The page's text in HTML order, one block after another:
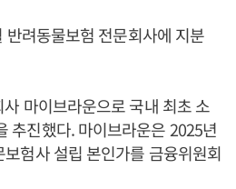
려동물보험 전문회사에 지분
마이브라운으로 국내 최초 소
추진했다. 마이브라운은 2025년
험사 설립 본인가를 금융위원회